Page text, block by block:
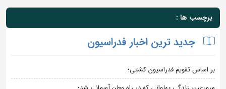
برچسب ها :
جدید ترین اخبار فدراسیون
بر اساس تقویم فدراسیون کشتی؛